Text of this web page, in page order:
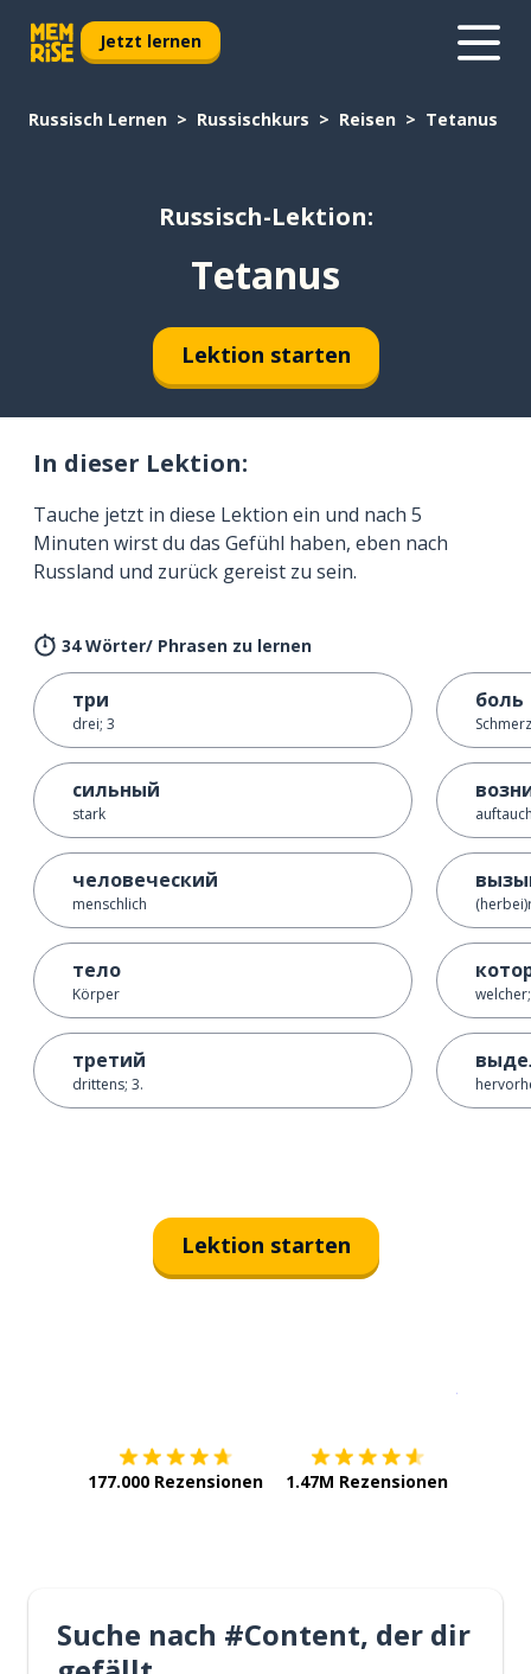
Jetzt lernen
Russisch Lernen Russischkurs Reisen Tetanus
Russisch-Lektion:
Tetanus
Lektion starten
In dieser Lektion:
Tauche jetzt in diese Lektion ein und nach 5
Minuten wirst du das Gefühl haben, eben nach
Russland und zurück gereist zu sein.
34 Wörter/ Phrasen zu lernen
три
drei; 3
сильный
stark
человеческий
menschlich
тело
Körper
третий
drittens; 3.
боль
Schmerz
Lektion starten
177.000 Rezensionen 1.47M Rezensionen
Suche nach #Content, der dir